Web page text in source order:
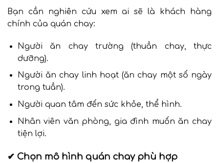
Bạn cần nghiên cứu xem ai sẽ là khách hàng
chính của quán chay:
Người ăn chay trường (thuần chay, thực
dưỡng).
Người ăn chay linh hoạt (ăn chay một số ngày
trong tuần).
Người quan tâm đến sức khỏe, thể hình.
Nhân viên văn phòng, gia đình muốn ăn chay
tiện lợi.
✔ Chọn mô hình quán chay phù hợp